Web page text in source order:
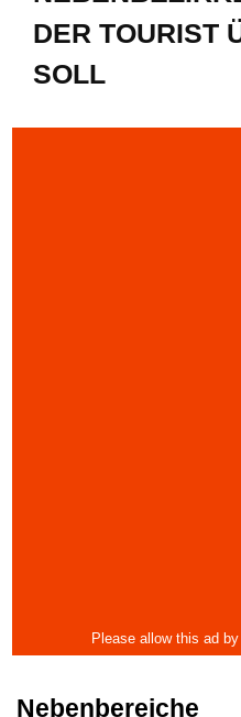
DER TOURIST
SOLL
Nebenbereiche